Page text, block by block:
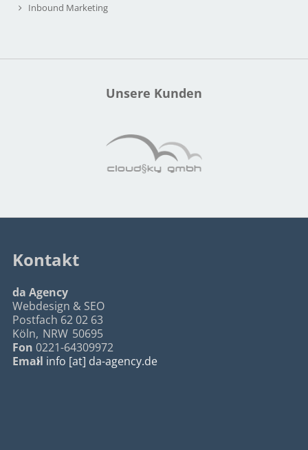
Inbound Marketing
Unsere Kunden
Kontakt
da Agency
Webdesign & SEO
Postfach 62 02 63
Köln, NRW 50695
Fon 0221-64309972
Email info [at] da-agency.de